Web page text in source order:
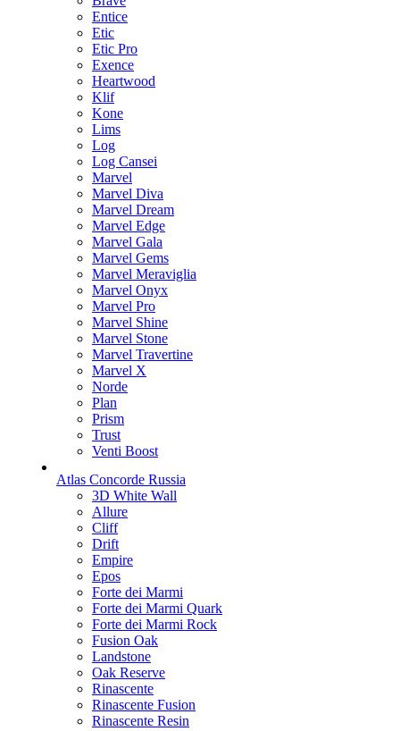
Entice
Etic
Etic Pro
Exence
Heartwood
Klif
Kone
Lims
Log
Log Cansei
Marvel
Marvel Diva
Marvel Dream
Marvel Edge
Marvel Gala
Marvel Gems
Marvel Meraviglia
Marvel Onyx
Marvel Pro
Marvel Shine
Marvel Stone
Marvel Travertine
Marvel X
Norde
Plan
Prism
Trust
Venti Boost
Atlas Concorde Russia
3D White Wall
Allure
Cliff
Drift
Empire
Epos
Forte dei Marmi
Forte dei Marmi Quark
Forte dei Marmi Rock
Fusion Oak
Landstone
Oak Reserve
Rinascente
Rinascente Fusion
Rinascente Resin